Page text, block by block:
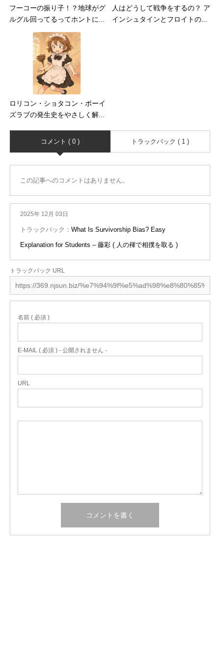
フーコーの振り子！？地球がグ
ルグル回ってるってホントに...
人はどうして戦争をするの？ ア
インシュタインとフロイトの...
ロリコン・ショタコン・ボーイ
ズラブの発生史をやさしく解...
コメント ( 0 ) トラックバック ( 1 )
この記事へのコメントはありません。
2025年 12月 03日
トラックバック： What Is Survivorship Bias? Easy
Explanation for Students – 藤彩 ( 人の褌で相撲を取る )
トラックバック URL
名前 ( 必須 )
E-MAIL ( 必須 ) - 公開されません -
URL